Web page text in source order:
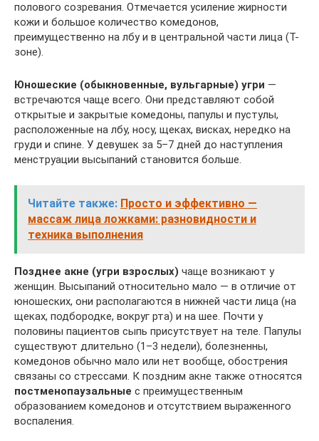
полового созревания. Отмечается усиление жирности
кожи и большое количество комедонов,
преимущественно на лбу и в центральной части лица (Т-
зоне).
Юношеские (обыкновенные, вульгарные) угри —
встречаются чаще всего. Они представляют собой
открытые и закрытые комедоны, папулы и пустулы,
расположенные на лбу, носу, щеках, висках, нередко на
груди и спине. У девушек за 5–7 дней до наступления
менструации высыпаний становится больше.
Читайте также: Просто и эффективно —
массаж лица ложками: разновидности и
техника выполнения
Позднее акне (угри взрослых) чаще возникают у
женщин. Высыпаний относительно мало — в отличие от
юношеских, они располагаются в нижней части лица (на
щеках, подбородке, вокруг рта) и на шее. Почти у
половины пациентов сыпь присутствует на теле. Папулы
существуют длительно (1–3 недели), болезненны,
комедонов обычно мало или нет вообще, обострения
связаны со стрессами. К поздним акне также относятся
постменопаузальные с преимущественным
образованием комедонов и отсутствием выраженного
воспаления.